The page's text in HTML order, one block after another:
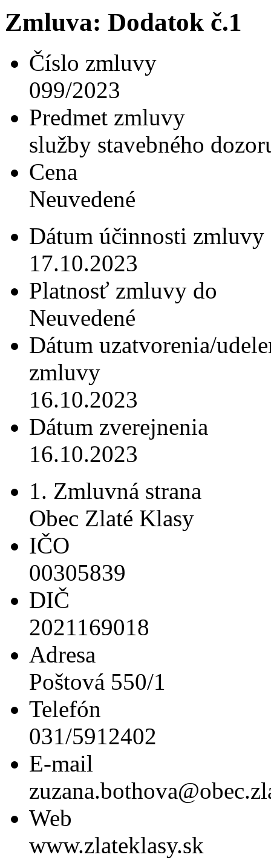
Zmluva: Dodatok č.1
Číslo zmluvy
099/2023
Predmet zmluvy
služby stavebného
Cena
Neuvedené
Dátum účinnosti zmluvy
17.10.2023
Platnosť zmluvy do
Neuvedené
Dátum uzatvorenia/
zmluvy
16.10.2023
Dátum zverejnenia
16.10.2023
1. Zmluvná strana
Obec Zlaté Klasy
IČO
00305839
DIČ
2021169018
Adresa
Poštová 550/1
Telefón
031/5912402
E-mail
Web
www.zlateklasy.sk